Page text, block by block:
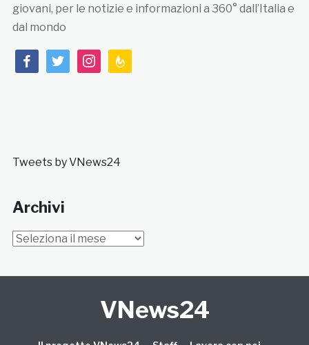
giovani, per le notizie e informazioni a 360° dall’Italia e
dal mondo
facebooktwitterinstagramfeedburner
Tweets by VNews24
Archivi
Archivi
VNews24